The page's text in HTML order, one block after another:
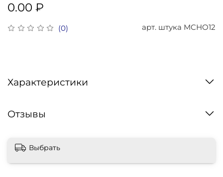
(0) арт. штука MCHO12
0.00 ₽
Характеристики
Отзывы
Выбрать